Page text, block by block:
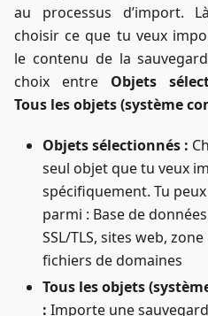
au processus d’import.
choisir ce que tu veux
le contenu de la
choix entre Objets
Tous les objets (système
Objets sélectionnés :
seul objet que tu veux
spécifiquement. Tu
parmi : Base de
SSL/TLS, sites web, zone
fichiers de domaines
Tous les objets
: Importe une